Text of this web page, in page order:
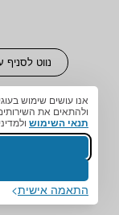
ולהתאים את
תנאי השימוש
התאמה אישית
נווט לסניף
אביזרים
חגורות גב